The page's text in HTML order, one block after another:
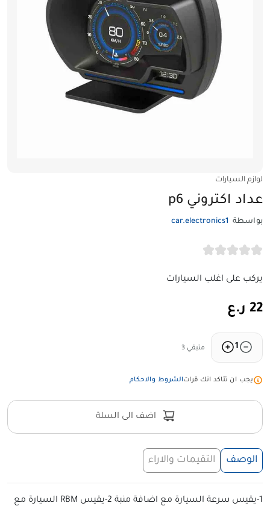
لوازم السيارات
عداد اكتروني p6
بواسطة car.electronics1
يركب على اغلب السيارات
22 ر.ع
1 متبقي 3
يجب ان تتاكد انك قراتالشروط والاحكام
اضف الى السلة
الوصف التقيمات والاراء
1-يقيس سرعة السيارة مع اضافة منبة 2-يقيس RBM السيارة مع